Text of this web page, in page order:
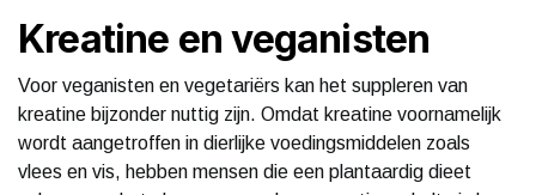
Kreatine en veganisten
Voor veganisten en vegetariërs kan het suppleren van
kreatine bijzonder nuttig zijn. Omdat kreatine voornamelijk
wordt aangetroffen in dierlijke voedingsmiddelen zoals
vlees en vis, hebben mensen die een plantaardig dieet